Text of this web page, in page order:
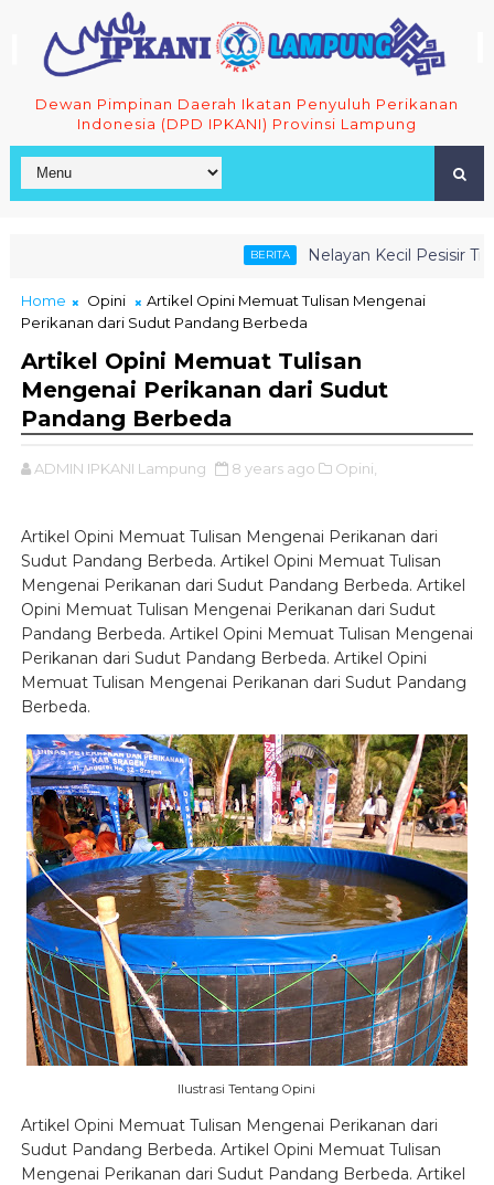
Dewan Pimpinan Daerah Ikatan Penyuluh Perikanan
Indonesia (DPD IPKANI) Provinsi Lampung
BERITA Nelayan Kecil Pesisir
JALIN SINERGI DENGAN BPPMHKP LAMPUNG
Home Opini
Artikel Opini Memuat Tulisan Mengenai
Perikanan dari Sudut Pandang Berbeda
Artikel Opini Memuat Tulisan
Mengenai Perikanan dari Sudut
Pandang Berbeda
ADMIN IPKANI Lampung 8 years ago Opini,
Artikel Opini Memuat Tulisan Mengenai Perikanan dari
Sudut Pandang Berbeda. Artikel Opini Memuat Tulisan
Mengenai Perikanan dari Sudut Pandang Berbeda. Artikel
Opini Memuat Tulisan Mengenai Perikanan dari Sudut
Pandang Berbeda. Artikel Opini Memuat Tulisan Mengenai
Perikanan dari Sudut Pandang Berbeda. Artikel Opini
Memuat Tulisan Mengenai Perikanan dari Sudut Pandang
Berbeda.
Ilustrasi Tentang Opini
Artikel Opini Memuat Tulisan Mengenai Perikanan dari
Sudut Pandang Berbeda. Artikel Opini Memuat Tulisan
Mengenai Perikanan dari Sudut Pandang Berbeda. Artikel